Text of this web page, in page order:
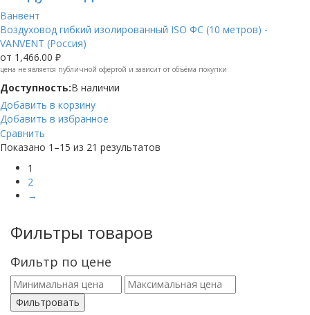
Ванвент
Воздуховод гибкий изолированный ISO ФС (10 метров) -
VANVENT (Россия)
от 1,466.00 ₽
цена не является публичной офертой и зависит от объёма покупки
Доступность:В наличии
Добавить в корзину
Добавить в избранное
Сравнить
Показано 1–15 из 21 результатов
1
2
→
Фильтры товаров
Фильтр по цене
Фильтровать